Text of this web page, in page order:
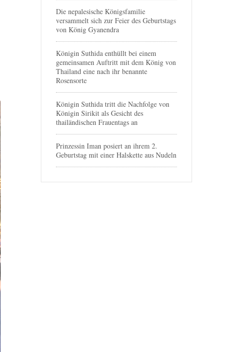
Die nepalesische Königsfamilie
versammelt sich zur Feier des Geburtstags
von König Gyanendra
Königin Suthida enthüllt bei einem
gemeinsamen Auftritt mit dem König von
Thailand eine nach ihr benannte
Rosensorte
Königin Suthida tritt die Nachfolge von
Königin Sirikit als Gesicht des
thailändischen Frauentags an
Prinzessin Iman posiert an ihrem 2.
Geburtstag mit einer Halskette aus Nudeln